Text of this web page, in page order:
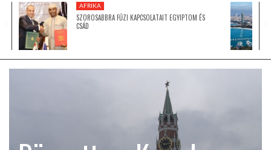
GLOBOTV BP
AFRIKA
SZOROSABBRA FŰZI KAPCSOLATAIT EGYIPTOM ÉS
CSÁD